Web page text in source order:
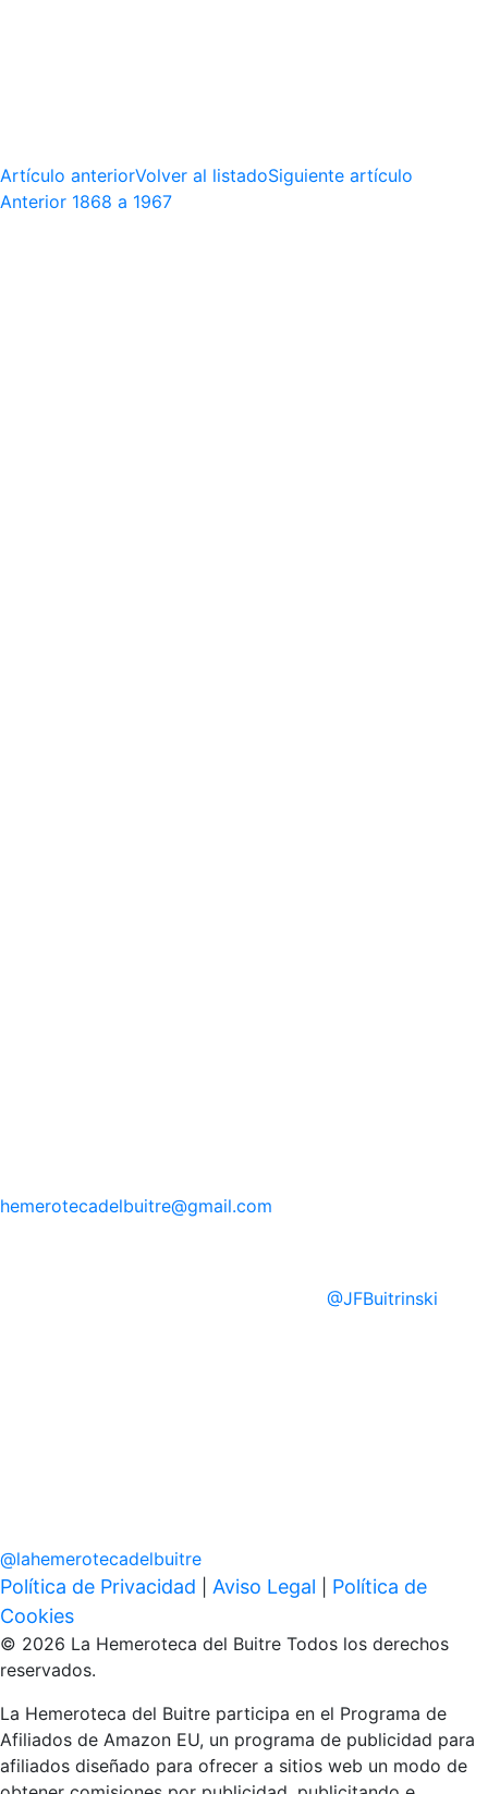
Artículo anteriorVolver al listadoSiguiente artículo
Anterior 1868 a 1967
hemerotecadelbuitre@gmail.com
@JFBuitrinski
@lahemerotecadelbuitre
Política de Privacidad Aviso Legal
Política de
Cookies
© 2026 La Hemeroteca del Buitre Todos los derechos
reservados.
La Hemeroteca del Buitre participa en el Programa de
Afiliados de Amazon EU, un programa de publicidad para
afiliados diseñado para ofrecer a sitios web un modo de